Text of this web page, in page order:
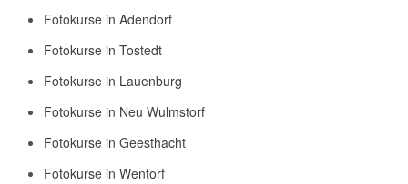
Fotokurse in Adendorf
Fotokurse in Tostedt
Fotokurse in Lauenburg
Fotokurse in Neu Wulmstorf
Fotokurse in Geesthacht
Fotokurse in Wentorf